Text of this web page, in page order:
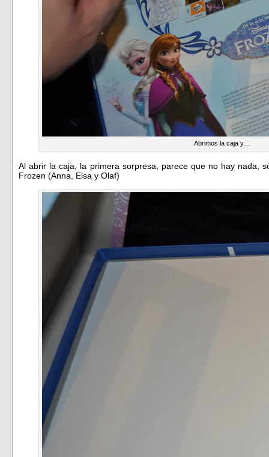
Abrimos la caja y…
Al abrir la caja, la primera sorpresa, parece que no hay nada,
Frozen (Anna, Elsa y Olaf)